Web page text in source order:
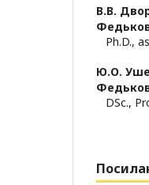
В.В.
Ph.D.,
Ю.О.
DSc.,